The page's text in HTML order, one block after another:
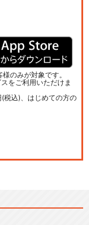
のみが対象です。
をご利用いただけま
税込)、はじめての方の